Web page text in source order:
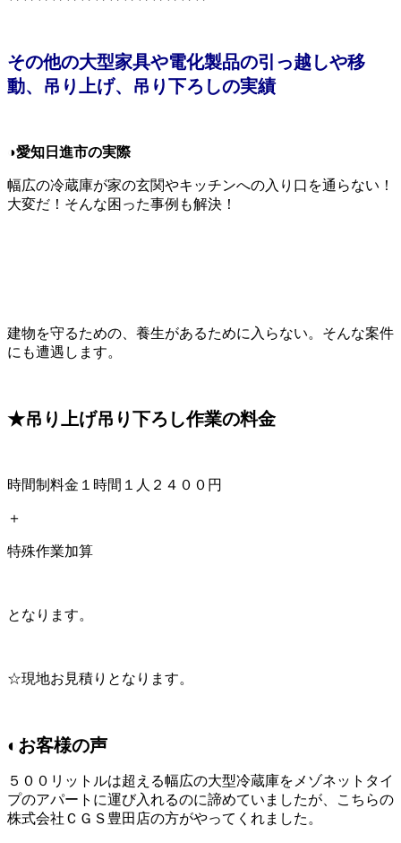
その他の大型家具や電化製品の引っ越しや移
動、吊り上げ、吊り下ろしの実績
◑愛知日進市の実際
幅広の冷蔵庫が家の玄関やキッチンへの入り口を通らない！
大変だ！そんな困った事例も解決！
建物を守るための、養生があるために入らない。そんな案件
にも遭遇します。
★吊り上げ吊り下ろし作業の料金
時間制料金１時間１人２４００円
＋
特殊作業加算
となります。
☆現地お見積りとなります。
◐お客様の声
５００リットルは超える幅広の大型冷蔵庫をメゾネットタイ
プのアパートに運び入れるのに諦めていましたが、こちらの
株式会社ＣＧＳ豊田店の方がやってくれました。